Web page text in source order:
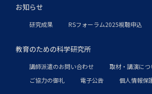
お知らせ
研究成果 RSフォーラム2025視聴申込
教育のための科学研究所
講師派遣のお問い合わせ
取材・講演につ
ご協力の御礼
電子公告 個人情報保